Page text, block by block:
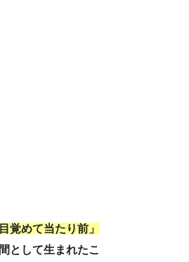
目覚めて当たり前」
として生まれたこ